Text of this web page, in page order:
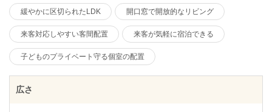
緩やかに区切られたLDK 開口窓で開放的なリビング
来客対応しやすい客間配置 来客が気軽に宿泊できる
子どものプライベート守る個室の配置
広さ